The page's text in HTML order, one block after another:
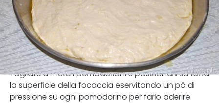
Tagliate a metà i pomodorioni e posizionarli su tutta
la superficie della focaccia eservitando un pò di
pressione su ogni pomodorino per farlo aderire